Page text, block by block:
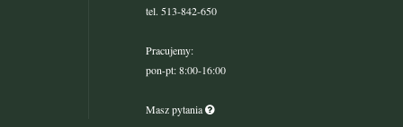
tel. 513-842-650
Pracujemy:
pon-pt: 8:00-16:00
Masz pytania